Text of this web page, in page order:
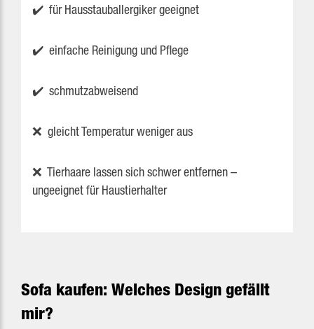
✔️ für Hausstauballergiker geeignet
✔️ einfache Reinigung und Pflege
✔️ schmutzabweisend
❌ gleicht Temperatur weniger aus
❌ Tierhaare lassen sich schwer entfernen –
ungeeignet für Haustierhalter
Sofa kaufen: Welches Design gefällt
mir?